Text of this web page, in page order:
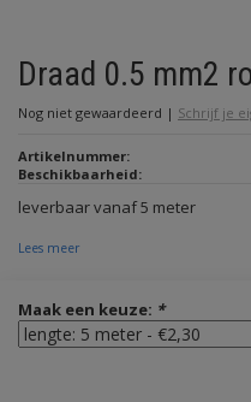
Draad 0.5 mm2
Nog niet gewaardeerd | Schrijf je
Artikelnummer:
Beschikbaarheid:
leverbaar vanaf 5 meter
Lees meer
Maak een keuze: *